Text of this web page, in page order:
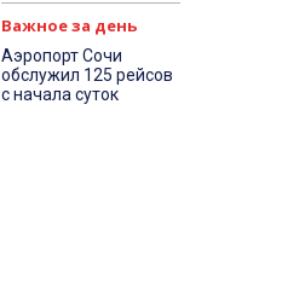
Важное за день
Аэропорт Сочи
обслужил 125 рейсов
с начала суток